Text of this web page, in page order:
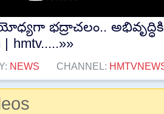
భద్రాచలం.. అభివృద్ధికి
| hmtv.....»»
NEWS CHANNEL: